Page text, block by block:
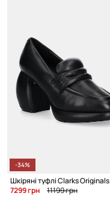
-34%
7299 грн
11199 грн